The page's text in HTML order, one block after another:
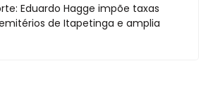
Eduardo Hagge impõe taxas
de Itapetinga e amplia